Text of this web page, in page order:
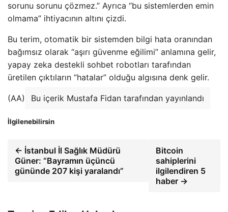
sorunu sorunu çözmez.” Ayrıca “bu sistemlerden emin
olmama” ihtiyacının altını çizdi.
Bu terim, otomatik bir sistemden bilgi hata oranından
bağımsız olarak “aşırı güvenme eğilimi” anlamına gelir,
yapay zeka destekli sohbet robotları tarafından
üretilen çıktıların “hatalar” olduğu algısına denk gelir.
(AA) Bu içerik Mustafa Fidan tarafından yayınlandı
İlgilenebilirsin
← İstanbul İl Sağlık Müdürü
Güner: “Bayramın üçüncü
gününde 207 kişi yaralandı”
Bitcoin
sahiplerini
ilgilendiren 5
haber →